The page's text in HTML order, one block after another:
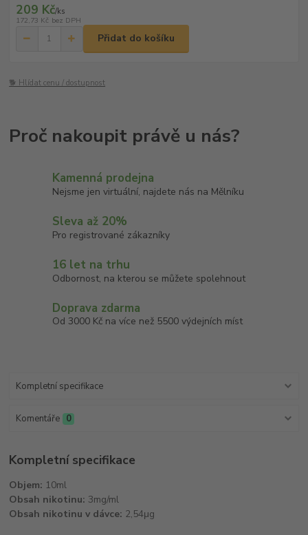
209 Kč/ks
172,73 Kč bez DPH
Přidat do košíku
🐕 Hlídat cenu / dostupnost
Kamenná prodejna
Nejsme jen virtuální, najdete nás na Mělníku
Sleva až 20%
Pro registrované zákazníky
16 let na trhu
Odbornost, na kterou se můžete spolehnout
Doprava zdarma
Od 3000 Kč na více než 5500 výdejních míst
Kompletní specifikace
Komentáře 0
Kompletní specifikace
Objem: 10ml
Obsah nikotinu: 3mg/ml
Obsah nikotinu v dávce: 2,54μg